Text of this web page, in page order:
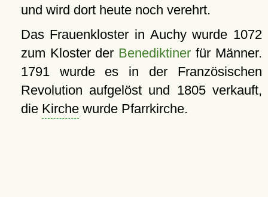
und wird dort heute noch verehrt.
Das Frauenkloster in Auchy wurde 1072
zum Kloster der Benediktiner für Männer.
1791 wurde es in der Französischen
Revolution aufgelöst und 1805 verkauft,
die Kirchewurde Pfarrkirche.